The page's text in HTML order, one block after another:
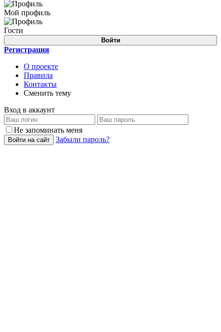
Мой профиль
Гости
Войти
Регистрация
О проекте
Правила
Контакты
Сменить тему
Вход в аккаунт
Не запоминать меня
Войти на сайт Забыли пароль?